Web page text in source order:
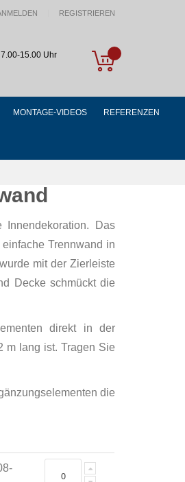
REGISTRIEREN
My Cart
15.00 Uhr
MONTAGE-VIDEOS REFERENZEN
Das
Trennwand in
mit der Zierleiste
Decke schmückt die
direkt in der
m lang ist. Tragen Sie
die